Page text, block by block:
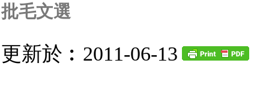
批毛文選
更新於︰2011-06-13